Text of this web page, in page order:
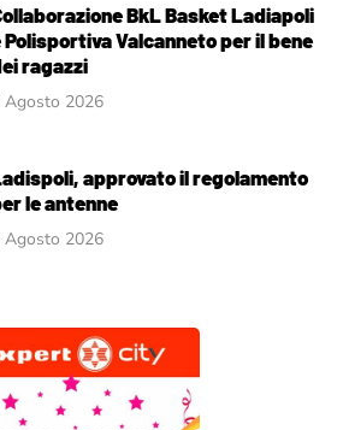
BkL Basket Ladiapoli
Polisportiva Valcanneto per il bene
ragazzi
Agosto 2026
approvato il regolamento
le antenne
Agosto 2026